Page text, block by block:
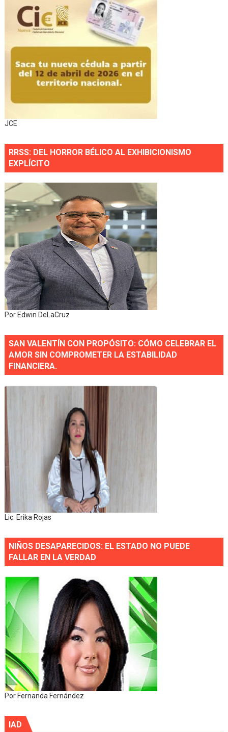
JCE
RRSS: DEL HORROR BÉLICO AL EXHIBICIONISMO
EXPLÍCITO
Por Edwin DeLaCruz
SAN VALENTÍN CON PROPÓSITO: CÓMO CELEBRAR EL
AMOR SIN COMPROMETER LA ESTABILIDAD
FINANCIERA.
Lic. Erika Rojas
NIÑOS DESAPARECIDOS: EL ESTADO NO PUEDE
FALLAR EN LA VERDAD
Por Fernanda Fernández
IAD